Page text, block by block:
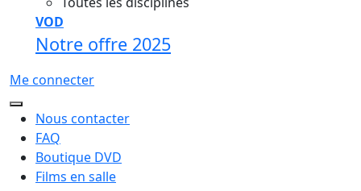
VOD
Notre offre 2025
Me connecter
Nous contacter
FAQ
Boutique DVD
Films en salle